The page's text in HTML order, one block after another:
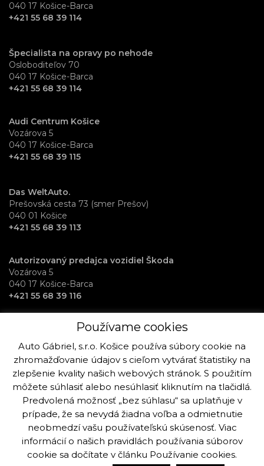
040 17 Košice-Barca
+421 55 68 39 114
Špecialista na opravy po nehode
Osloboditeľov 70
040 17 Košice-Barca
+421 55 68 39 114
Audi Centrum Košice
Vozárova 5
040 17 Košice-Barca
+421 55 68 39 115
Das WeltAuto.
Prešovská cesta 73 (smer Prešov)
040 01 Košice
+421 55 68 39 113
Autorizovaný predajca vozidiel Škoda
Vozárova 5
040 17 Košice-Barca
+421 55 68 39 116
RentAuto požičovňa vozidiel
Osloboditeľov 70
040 17 Košice-Barca
+421 915 992 864
Copyright © Auto Gabriel, s.r.o. Košice 2019 - 2025. Všetky práva k
stránke a fotografiám sú vyhradené viac info.
Vytvorilo:Ogilvy Košice
Používame cookies
Auto Gábriel, s.r.o. Košice používa súbory cookie na
zhromažďovanie údajov s cieľom vytvárať štatistiky na
zlepšenie kvality našich webových stránok. S použitím
môžete súhlasiť alebo nesúhlasiť kliknutím na tlačidlá.
Predvolená možnosť „bez súhlasu“ sa uplatňuje v
prípade, že sa nevydá žiadna voľba a odmietnutie
neobmedzí vašu používateľskú skúsenosť. Viac
informácií o našich pravidlách používania súborov
cookie sa dočítate v článku Používanie cookies.